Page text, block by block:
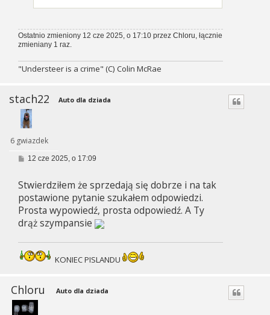
Ostatnio zmieniony 12 cze 2025, o 17:10 przez Chloru , łącznie
zmieniany 1 raz.
"Understeer is a crime" (C) Colin McRae
stach22
6 gwiazdek
Auto dla dziada
P
t
12 cze 2025, o 17:09
Stwierdziłem że sprzedają się dobrze i na tak
postawione pytanie szukałem odpowiedzi.
Prosta wypowiedź, prosta odpowiedź. A Ty
drąż szympansie
KONIEC PISLANDU
Chloru Auto dla dziada